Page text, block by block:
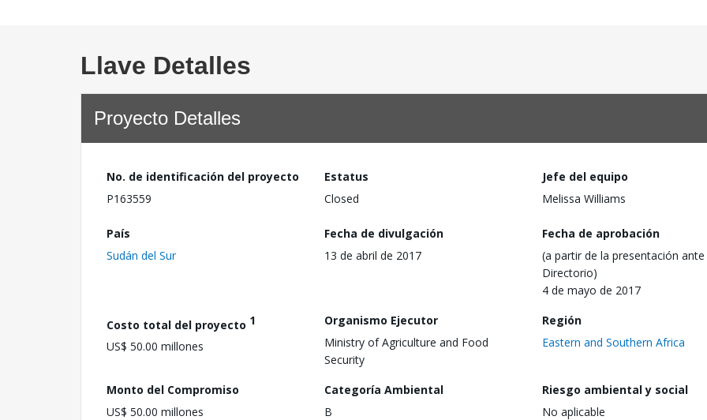
Llave Detalles
Proyecto Detalles
No. de identificación del proyecto
P163559
Estatus
Closed
Jefe del equipo
Melissa Williams
País
Sudán del Sur
Fecha de divulgación
13 de abril de 2017
Fecha de aprobación
(a partir de la presentación ante
Directorio)
4 de mayo de 2017
Costo total del proyecto 1
US$ 50.00 millones
Organismo Ejecutor
Ministry of Agriculture and Food
Security
Región
Eastern and Southern Africa
Monto del Compromiso
US$ 50.00 millones
Categoría Ambiental
B
Riesgo ambiental y social
No aplicable